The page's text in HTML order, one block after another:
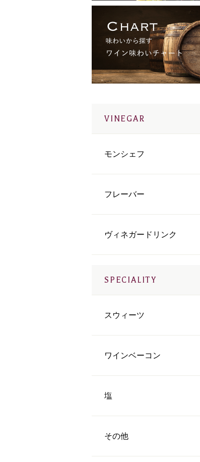
VINEGAR
モンシェフ
フレーバー
ヴィネガードリンク
SPECIALITY
スウィーツ
ワインベーコン
塩
その他